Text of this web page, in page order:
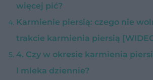
więcej pić?
Karmienie piersią: czego nie
trakcie karmienia piersią
4. Czy w okresie karmienia
l mleka dziennie?